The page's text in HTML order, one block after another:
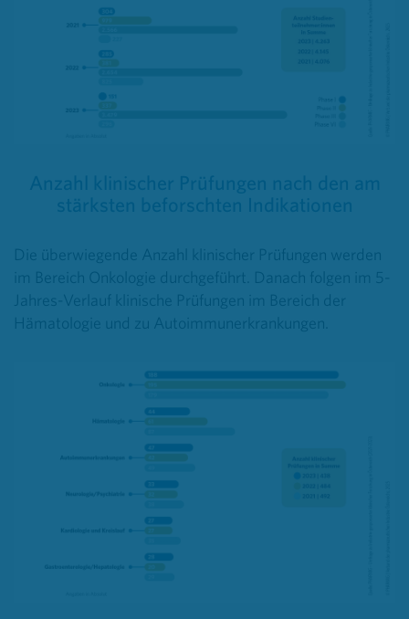
Anzahl klinischer Prüfungen nach den am
stärksten beforschten Indikationen
Die überwiegende Anzahl klinischer Prüfungen werden
im Bereich Onkologie durchgeführt. Danach folgen im 5-
Jahres-Verlauf klinische Prüfungen im Bereich der
Hämatologie und zu Autoimmunerkrankungen.